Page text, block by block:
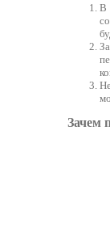
В
Зачем